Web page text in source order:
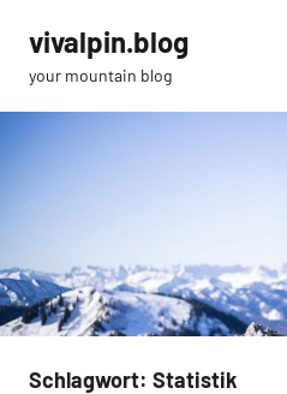
Inhalt
springen
vivalpin.blog
your mountain blog
Schlagwort: Statistik